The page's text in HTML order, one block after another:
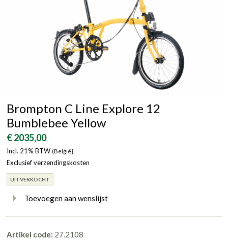
Brompton C Line Explore 12
Bumblebee Yellow
€ 2035,00
Incl. 21% BTW (België}
Exclusief verzendingskosten
UITVERKOCHT
Toevoegen aan wenslijst
Artikel code: 27.2108